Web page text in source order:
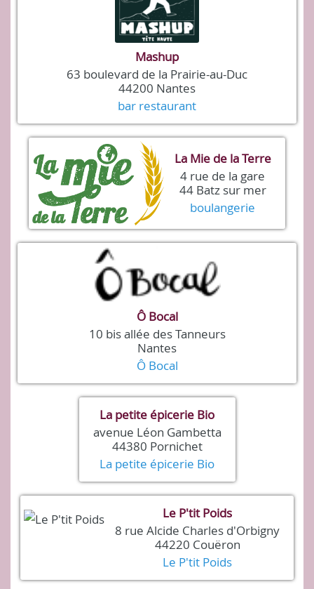
Mashup
63 boulevard de la Prairie-au-Duc
44200 Nantes
bar restaurant
La Mie de la Terre
4 rue de la gare
44 Batz sur mer
boulangerie
Ô Bocal
10 bis allée des Tanneurs
Nantes
Ô Bocal
La petite épicerie Bio
avenue Léon Gambetta
44380 Pornichet
La petite épicerie Bio
Le P'tit Poids
8 rue Alcide Charles d'Orbigny
44220 Couëron
Le P'tit Poids